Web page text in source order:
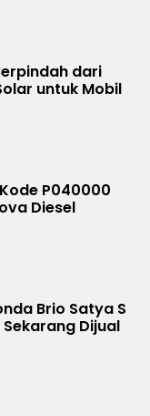
dari
untuk Mobil
P040000
Diesel
Brio Satya S
Sekarang Dijual